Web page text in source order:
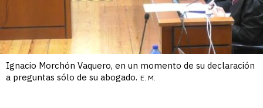
Ignacio Morchón Vaquero, en un momento de su declaración
a preguntas sólo de su abogado. E. M.